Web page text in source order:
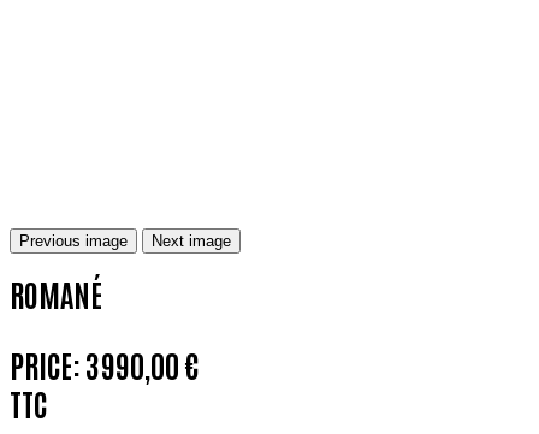
Previous image Next image
ROMANÉ
PRICE:3 990,00 €
TTC